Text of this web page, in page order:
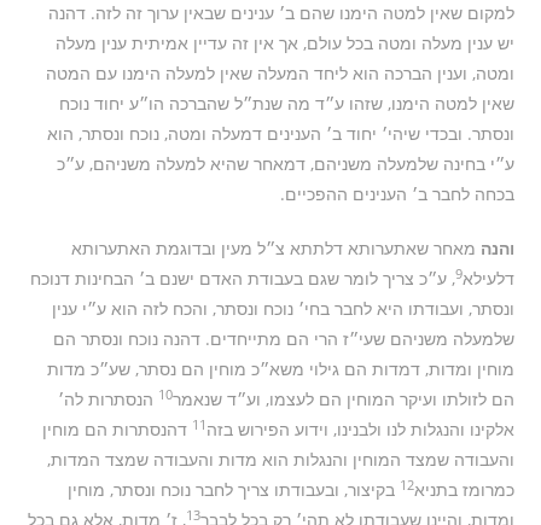
למקום שאין למטה הימנו שהם ב׳ ענינים שבאין ערוך זה לזה. דהנה
יש ענין מעלה ומטה בכל עולם, אך אין זה עדיין אמיתית ענין מעלה
ומטה, וענין הברכה הוא ליחד המעלה שאין למעלה הימנו עם המטה
שאין למטה הימנו, שזהו ע״ד מה שנת״ל שהברכה הו״ע יחוד נוכח
ונסתר. ובכדי שיהי׳ יחוד ב׳ הענינים דמעלה ומטה, נוכח ונסתר, הוא
ע״י בחינה שלמעלה משניהם, דמאחר שהיא למעלה משניהם, ע״כ
בכחה לחבר ב׳ הענינים ההפכיים.
והנה מאחר שאתערותא דלתתא צ״ל מעין ובדוגמת האתערותא
דלעילא9, ע״כ צריך לומר שגם בעבודת האדם ישנם ב׳ הבחינות דנוכח
ונסתר, ועבודתו היא לחבר בחי׳ נוכח ונסתר, והכח לזה הוא ע״י ענין
שלמעלה משניהם שעי״ז הרי הם מתייחדים. דהנה נוכח ונסתר הם
מוחין ומדות, דמדות הם גילוי משא״כ מוחין הם נסתר, שע״כ מדות
הם לזולתו ועיקר המוחין הם לעצמו, וע״ד שנאמר10 הנסתרות לה׳
אלקינו והנגלות לנו ולבנינו, וידוע הפירוש בזה 11 דהנסתרות הם מוחין
והעבודה שמצד המוחין והנגלות הוא מדות והעבודה שמצד המדות,
כמרומז בתניא12 בקיצור, ובעבודתו צריך לחבר נוכח ונסתר, מוחין
ומדות, והיינו שעבודתו לא תהי׳ רק בכל לבבך13, ז׳ מדות, אלא גם בכל